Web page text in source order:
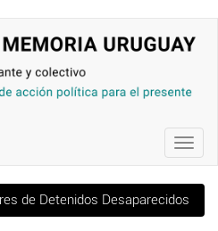
de Detenidos Desaparecidos